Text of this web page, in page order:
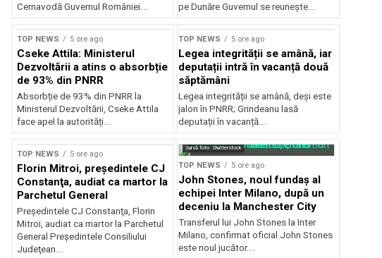
Cernavodă Guvernul României...
pe Dunăre Guvernul se reunește...
TOP NEWS 5 ore ago
Cseke Attila: Ministerul
Dezvoltării a atins o absorbție
de 93% din PNRR
Absorbție de 93% din PNRR la
Ministerul Dezvoltării, Cseke Attila
face apel la autorități...
TOP NEWS 5 ore ago
Legea integrității se amână, iar
deputații intră în vacanță două
săptămâni
Legea integrității se amână, deși este
jalon în PNRR; Grindeanu lasă
deputații în vacanță...
TOP NEWS 5 ore ago
Florin Mitroi, preşedintele CJ
Constanţa, audiat ca martor la
Parchetul General
Preşedintele CJ Constanţa, Florin
Mitroi, audiat ca martor la Parchetul
General Preşedintele Consiliului
Judeţean...
Sursă foto: Shutterstock
TOP NEWS 5 ore ago
John Stones, noul fundaș al
echipei Inter Milano, după un
deceniu la Manchester City
Transferul lui John Stones la Inter
Milano, confirmat oficial John Stones
este noul jucător...